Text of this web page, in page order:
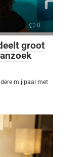
0
groot
mijlpaal met